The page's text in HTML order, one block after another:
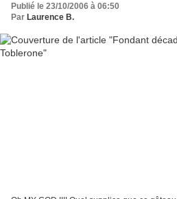
Publié le 23/10/2006 à 06:50
Par Laurence B.